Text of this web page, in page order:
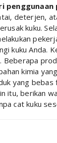
deterjen,
kuku.
kuku Anda.
. Beberapa
kimia
yang
itu, berikan
cat kuku